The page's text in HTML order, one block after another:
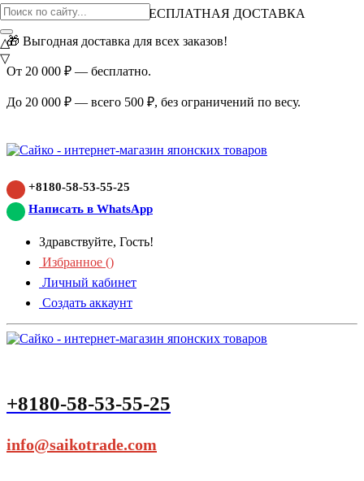
ВНИМАНИЕ АКЦИЯ!
БЕСПЛАТНАЯ ДОСТАВКА
🎁 Выгодная доставка для всех заказов!
От 20 000 ₽ — бесплатно.
До 20 000 ₽ — всего 500 ₽, без ограничений по весу.
+8180-58-53-55-25
Написать в WhatsApp
Здравствуйте, Гость!
Избранное ()
Личный кабинет
Создать аккаунт
+8180-58-53-55-25
info@saikotrade.com
△
▽